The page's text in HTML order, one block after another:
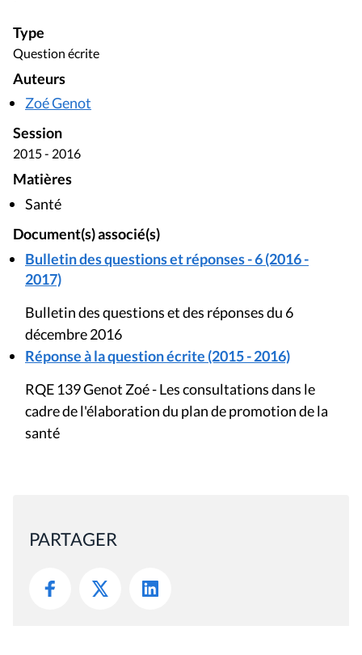
Type
Question écrite
Auteurs
Zoé Genot
Session
2015 - 2016
Matières
Santé
Document(s) associé(s)
Bulletin des questions et réponses - 6 (2016 -
2017)
Bulletin des questions et des réponses du 6
décembre 2016
Réponse à la question écrite (2015 - 2016)
RQE 139 Genot Zoé - Les consultations dans le
cadre de l'élaboration du plan de promotion de la
santé
PARTAGER